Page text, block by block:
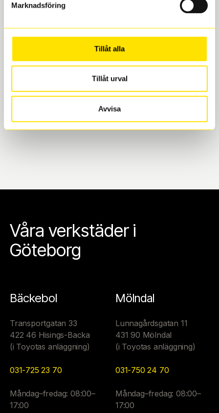
Marknadsföring
Tillåt alla
Tillåt urval
Avvisa
Boka och hämta hos Däckspecialen
När du beställer dina nya däck eller fälgar hos oss
levereras de direkt till någon av våra däckverkstäder i
Göteborg. Välj mellan Hisingen (Bäckebol) eller
Mölndal. I beställningen anger du datum och tid för
vi till att de uppfyller alla krav för en säker körning.
Våra verkstäder i
Göteborg
Bäckebol
Transportgatan 33
422 46 Hisings-Backa
(i Toyotas anläggning)
031-725 23 70
Måndag–fredag: 08:00–
17:00
Mölndal
Lunnagårdsgatan 11
431 90 Mölndal
(i Toyotas anläggning)
031-750 24 70
Måndag–fredag: 08:00–
17:00